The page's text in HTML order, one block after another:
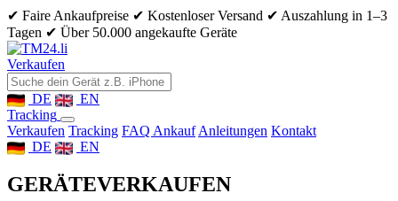
✔ Faire Ankaufpreise ✔ Kostenloser Versand ✔ Auszahlung in 1–3
Tagen ✔ Über 50.000 angekaufte Geräte
Verkaufen
DE
EN
Tracking
Verkaufen Tracking FAQ Ankauf Anleitungen Kontakt
DE
EN
GERÄTEVERKAUFEN